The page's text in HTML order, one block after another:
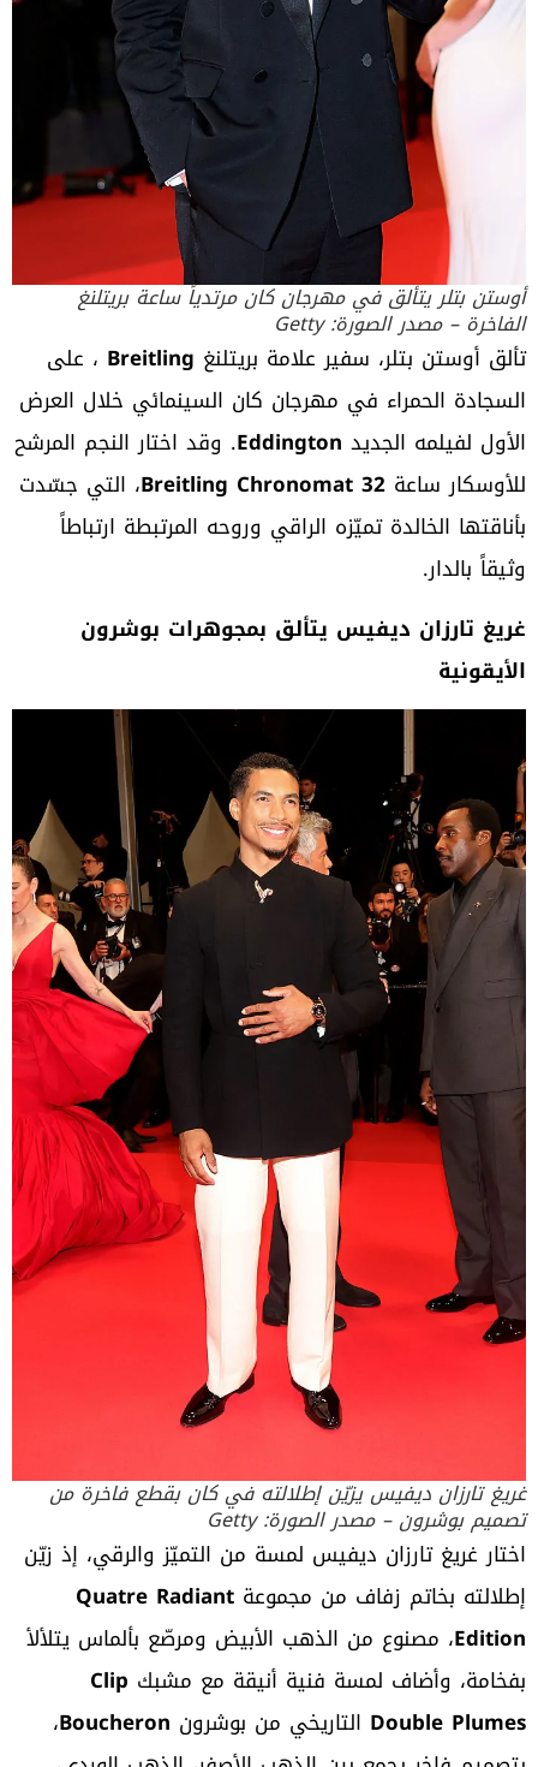
أوستن بتلر يتألق في مهرجان كان مرتدياً ساعة بريتلنغ
الفاخرة – مصدر الصورة: Getty
تألق أوستن بتلر، سفير علامة بريتلنغ Breitling ، على
السجادة الحمراء في مهرجان كان السينمائي خلال العرض
الأول لفيلمه الجديد Eddington. وقد اختار النجم المرشح
للأوسكار ساعة Breitling Chronomat 32، التي جسّدت
بأناقتها الخالدة تميّزه الراقي وروحه المرتبطة ارتباطاً
وثيقاً بالدار.
غريغ تارزان ديفيس يتألق بمجوهرات بوشرون
الأيقونية
غريغ تارزان ديفيس يزيّن إطلالته في كان بقطع فاخرة من
تصميم بوشرون – مصدر الصورة: Getty
اختار غريغ تارزان ديفيس لمسة من التميّز والرقي، إذ زيّن
إطلالته بخاتم زفاف من مجموعة Quatre Radiant
Edition، مصنوع من الذهب الأبيض ومرصّع بألماس يتلألأ
بفخامة، وأضاف لمسة فنية أنيقة مع مشبك Clip
Double Plumes التاريخي من بوشرون Boucheron،